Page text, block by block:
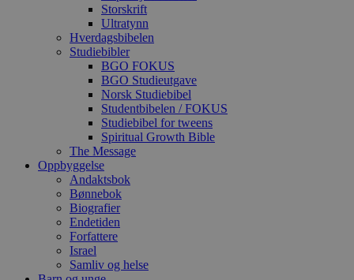
Storskrift
Ultratynn
Hverdagsbibelen
Studiebibler
BGO FOKUS
BGO Studieutgave
Norsk Studiebibel
Studentbibelen / FOKUS
Studiebibel for tweens
Spiritual Growth Bible
The Message
Oppbyggelse
Andaktsbok
Bønnebok
Biografier
Endetiden
Forfattere
Israel
Samliv og helse